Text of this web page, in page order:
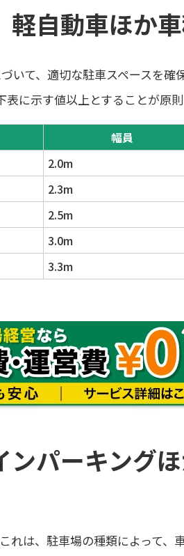
軽自動車ほか
いて、適切な駐車スペースを確
に示す値以上とすることが原則
幅員
2.0m
2.3m
2.5m
3.0m
3.3m
ンパーキング
れは、駐車場の種類によって、